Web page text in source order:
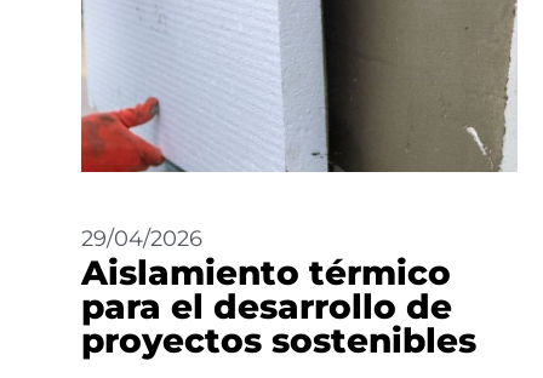
29/04/2026
Aislamiento térmico
para el desarrollo de
proyectos sostenibles